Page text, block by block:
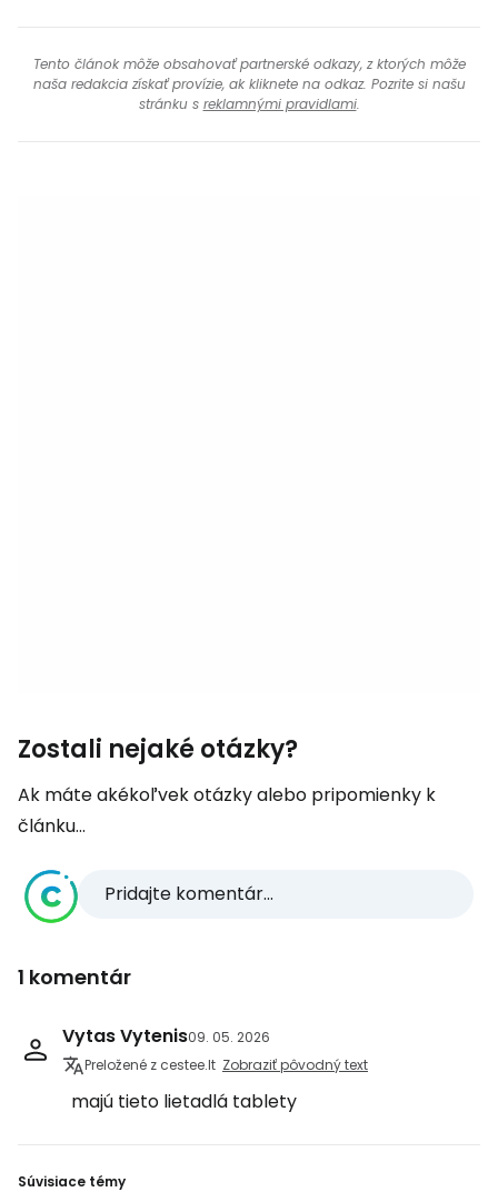
Tento článok môže obsahovať partnerské odkazy, z ktorých môže
naša redakcia získať provízie, ak kliknete na odkaz. Pozrite si našu
stránku s reklamnými pravidlami.
Zostali nejaké otázky?
Ak máte akékoľvek otázky alebo pripomienky k
článku...
Pridajte komentár...
1 komentár
Vytas Vytenis09. 05. 2026
Preložené z cestee.lt Zobraziť pôvodný text
majú tieto lietadlá tablety
Súvisiace témy